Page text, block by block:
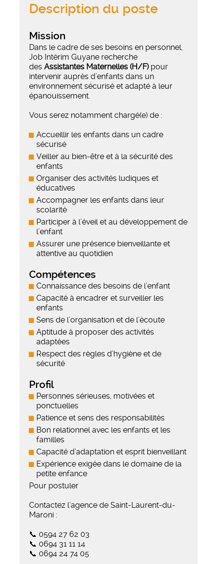
Description du poste
Mission
Dans le cadre de ses besoins en personnel,
Job Intérim Guyane recherche
des Assistantes Maternelles (H/F)pour
intervenir auprès d’enfants dans un
environnement sécurisé et adapté à leur
épanouissement.
Vous serez notamment chargé(e) de :
Accueillir les enfants dans un cadre
sécurisé
Veiller au bien-être et à la sécurité des
enfants
Organiser des activités ludiques et
éducatives
Accompagner les enfants dans leur
scolarité
Participer à l’éveil et au développement de
l’enfant
Assurer une présence bienveillante et
attentive au quotidien
Compétences
Connaissance des besoins de l’enfant
Capacité à encadrer et surveiller les
enfants
Sens de l’organisation et de l’écoute
Aptitude à proposer des activités
adaptées
Respect des règles d’hygiène et de
sécurité
Profil
Personnes sérieuses, motivées et
ponctuelles
Patience et sens des responsabilités
Bon relationnel avec les enfants et les
familles
Capacité d’adaptation et esprit bienveillant
Expérience exigée dans le domaine de la
petite enfance
Pour postuler
Contactez l’agence de Saint-Laurent-du-
Maroni :
📞 0594 27 62 03
📞 0694 31 11 14
📞 0694 24 74 05